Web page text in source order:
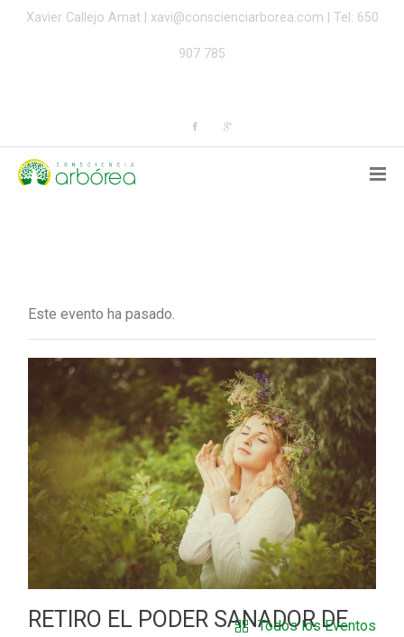
Xavier Callejo Amat | xavi@conscienciarborea.com | Tel: 650
907 785
Este evento ha pasado.
RETIRO EL PODER SANADOR DE
Todos los Eventos